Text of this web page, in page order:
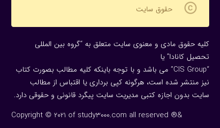
copyright حقوق سایت
کلیه حقوق مادی و معنوی سایت متعلق به “گروه بین المللی
تحصیل کانادا” یا
“CIS Group” می باشد و با توجه باینکه کلیه مطالب بصورت کتاب
نیز منتشر شده است، هرگونه كپی برداری یا اقتباس از مطالب
سایت بدون اجازه كتبی مدیریت سایت پیگرد قانونی و حقوقی دارد.
Copyright © 2021 of study3000.com all reserved ®&